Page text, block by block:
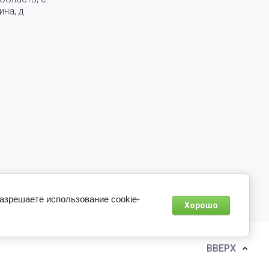
д.
ВВЕРХ
использование cookie-
Хорошо